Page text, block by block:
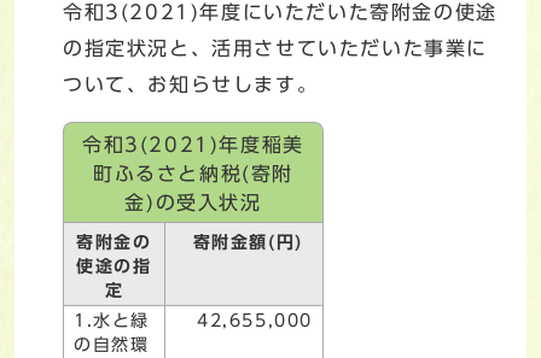
令和3(2021)年度にいただいた寄附金の使途
の指定状況と、活用させていただいた事業に
ついて、お知らせします。
令和3(2021)年度稲美
町ふるさと納税(寄附
金)の受入状況
寄附金の
使途の指
定
寄附金額(円)
1.水と緑
の自然環
42,655,000